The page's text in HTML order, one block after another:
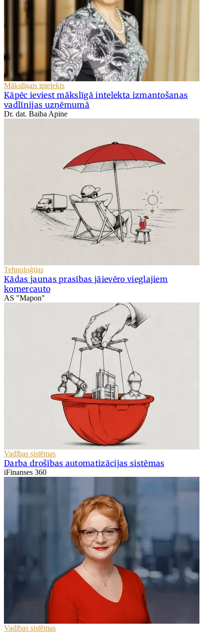
Mākslīgais intelekts
Kāpēc ieviest mākslīgā intelekta izmantošanas
vadlīnijas uzņēmumā
Dr. dat. Baiba Apine
Tehnoloģijas
Kādas jaunas prasības jāievēro vieglajiem
komercauto
AS "Mapon"
Vadības sistēmas
Darba drošības automatizācijas sistēmas
iFinanses 360
Vadības sistēmas